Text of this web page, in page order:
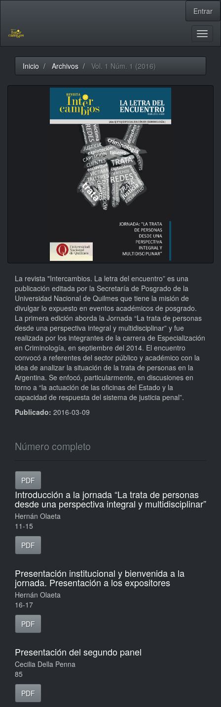
principal
Barra
lateral
Entrar
Inicio Archivos Vol. 1 Núm. 1 (2016)
La revista "Intercambios. La letra del encuentro” es una
publicación editada por la Secretaría de Posgrado de la
Universidad Nacional de Quilmes que tiene la misión de
divulgar lo expuesto en eventos académicos de posgrado.
La primera edición aborda la Jornada “La trata de personas
desde una perspectiva integral y multidisciplinar” y fue
realizada por los integrantes de la carrera de Especialización
en Criminología, en septiembre del 2014. El encuentro
convocó a referentes del sector público y académico con la
idea de analizar la situación de la trata de personas en la
Argentina. Se enfocó, particularmente, en discusiones en
torno a “la actuación de las oficinas del Estado y la
capacidad de respuesta del sistema de justicia penal”.
Publicado: 2016-03-09
Número completo
PDF
Introducción a la jornada “La trata de personas
desde una perspectiva integral y multidisciplinar”
Hernán Olaeta
11-15
PDF
Presentación institucional y bienvenida a la
jornada. Presentación a los expositores
Hernán Olaeta
16-17
PDF
Presentación del segundo panel
Cecilia Della Penna
85
PDF